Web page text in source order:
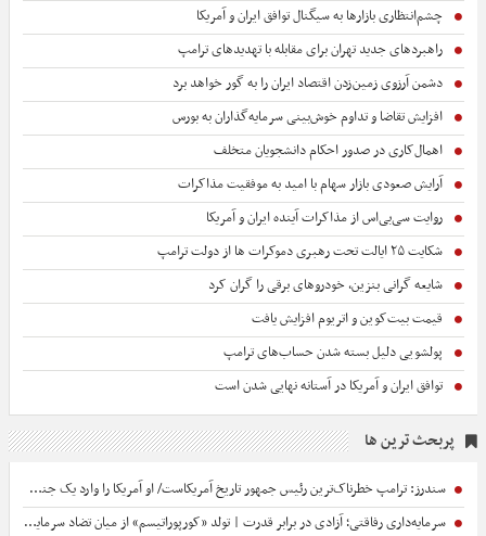
چشم‌انتظاری بازارها به سیگنال توافق ایران و آمریکا
راهبردهای جدید تهران برای مقابله با تهدیدهای ترامپ
دشمن آرزوی زمین‌زدن اقتصاد ایران را به گور خواهد برد
افزایش تقاضا و تداوم خوش‌بینی سرمایه‌گذاران به بورس
اهمال‌کاری در صدور احکام‌ دانشجویان متخلف
آرایش صعودی بازار سهام با امید به موفقیت مذاکرات
روایت سی‌بی‌اس از مذاکرات آینده ایران و آمریکا
شکایت ۲۵ ایالت تحت رهبری دموکرات ها از دولت ترامپ
شایعه گرانی بنزین، خودروهای برقی را گران کرد
قیمت بیت‌کوین و اتریوم افزایش یافت
پولشویی دلیل بسته شدن حساب‌های ترامپ
توافق ایران و آمریکا در آستانه نهایی شدن است
پربحث ترین ها
سندرز: ترامپ خطرناک‌ترین رئیس جمهور تاریخ آمریکاست/ او آمریکا را وارد یک جنگ فاجعه‌بار کرده است+ فیلم
سرمایه‌داری رفاقتی؛ آزادی در برابر قدرت | تولد «کورپوراتیسم» از میان تضاد سرمایه‌داری رفاقتی با منطق بازار